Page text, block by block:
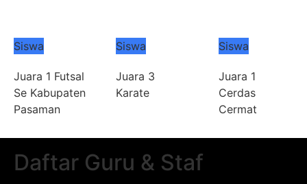
Siswa
Juara 1 Futsal
Se Kabupaten
Pasaman
Siswa
Juara 3
Karate
Siswa
Juara 1
Cerdas
Cermat
Daftar Guru & Staf